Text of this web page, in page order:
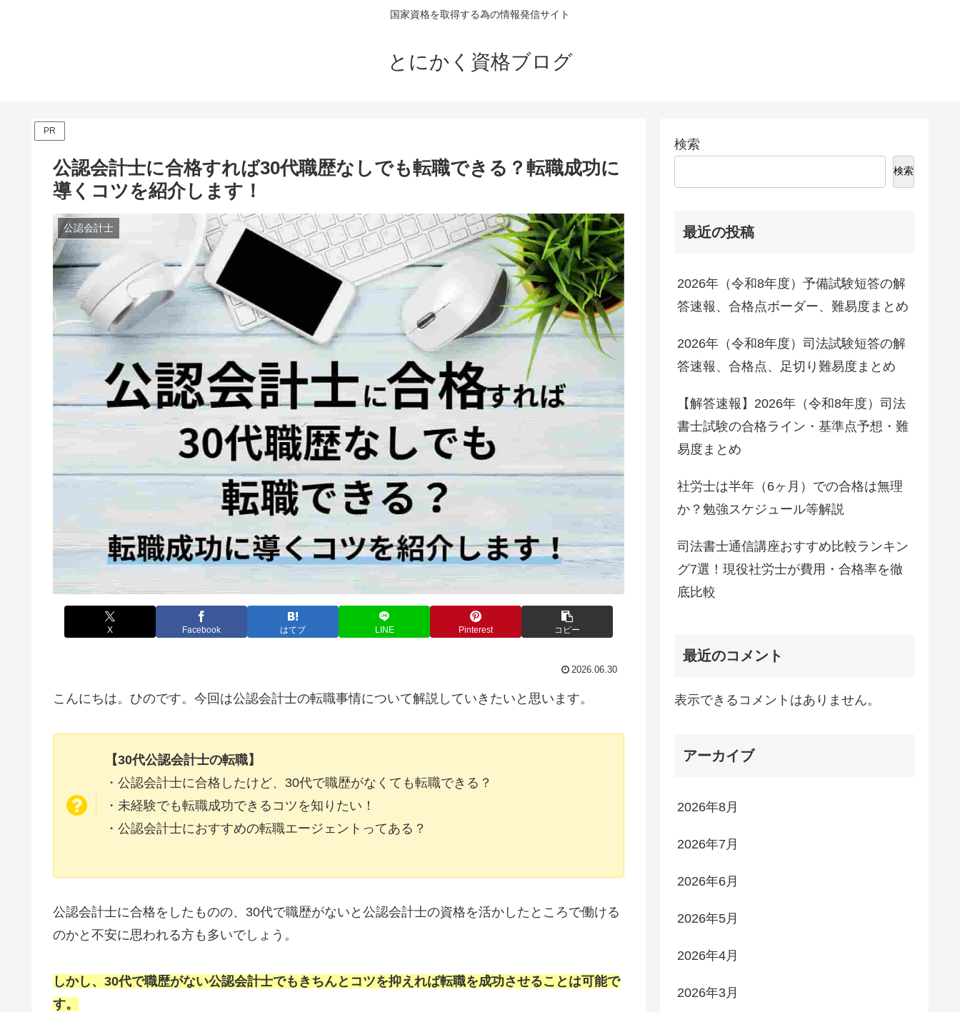
国家資格を取得する為の情報発信サイト
とにかく資格ブログ
PR
公認会計士に合格すれば30代職歴なしでも転職できる？転職成功に
導くコツを紹介します！
公認会計士
X Facebook はてブ LINE Pinterest コピー
2026.06.30
こんにちは。ひのです。今回は公認会計士の転職事情について解説していきたいと思います。
【30代公認会計士の転職】
・公認会計士に合格したけど、30代で職歴がなくても転職できる？
・未経験でも転職成功できるコツを知りたい！
・公認会計士におすすめの転職エージェントってある？
公認会計士に合格をしたものの、30代で職歴がないと公認会計士の資格を活かしたところで働ける
のかと不安に思われる方も多いでしょう。
しかし、30代で職歴がない公認会計士でもきちんとコツを抑えれば転職を成功させることは可能で
す。
検索
検索
最近の投稿
2026年（令和8年度）予備試験短答の解
答速報、合格点ボーダー、難易度まとめ
2026年（令和8年度）司法試験短答の解
答速報、合格点、足切り難易度まとめ
【解答速報】2026年（令和8年度）司法
書士試験の合格ライン・基準点予想・難
易度まとめ
社労士は半年（6ヶ月）での合格は無理
か？勉強スケジュール等解説
司法書士通信講座おすすめ比較ランキン
グ7選！現役社労士が費用・合格率を徹
底比較
最近のコメント
表示できるコメントはありません。
アーカイブ
2026年8月
2026年7月
2026年6月
2026年5月
2026年4月
2026年3月